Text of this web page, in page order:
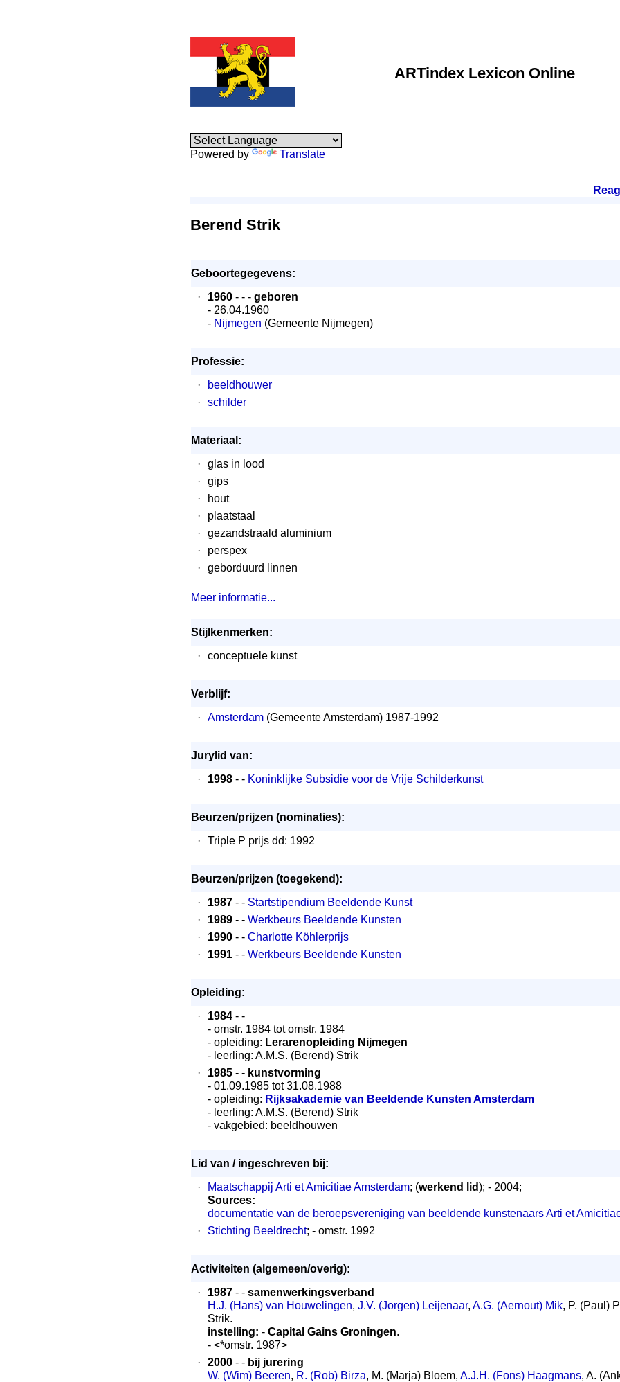
ARTindex Lexicon Online
Powered by Translate
Berend Strik
Geboortegegevens:
·
1960 - - - geboren
- 26.04.1960
- Nijmegen (Gemeente Nijmegen)
Professie:
·
beeldhouwer
·
schilder
Materiaal:
·
glas in lood
·
gips
·
hout
·
plaatstaal
·
gezandstraald aluminium
·
perspex
·
geborduurd linnen
Meer informatie...
Stijlkenmerken:
·
conceptuele kunst
Verblijf:
·
Amsterdam (Gemeente Amsterdam) 1987-1992
Jurylid van:
·
1998 - - Koninklijke Subsidie voor de Vrije Schilderkunst
Beurzen/prijzen (nominaties):
·
Triple P prijs dd: 1992
Beurzen/prijzen (toegekend):
·
1987 - - Startstipendium Beeldende Kunst
·
1989 - - Werkbeurs Beeldende Kunsten
·
1990 - - Charlotte Köhlerprijs
·
1991 - - Werkbeurs Beeldende Kunsten
Opleiding:
·
1984 - -
- omstr. 1984 tot omstr. 1984
- opleiding: Lerarenopleiding Nijmegen
- leerling: A.M.S. (Berend) Strik
·
1985 - - kunstvorming
- 01.09.1985 tot 31.08.1988
- opleiding: Rijksakademie van Beeldende Kunsten Amsterdam
- leerling: A.M.S. (Berend) Strik
- vakgebied: beeldhouwen
Lid van / ingeschreven bij:
·
Maatschappij Arti et Amicitiae Amsterdam; (werkend lid); - 2004;
Sources:
documentatie van de beroepsvereniging van beeldende kunstenaars Arti et
·
Stichting Beeldrecht; - omstr. 1992
Activiteiten (algemeen/overig):
·
1987 - - samenwerkingsverband
H.J. (Hans) van Houwelingen, J.V. (Jorgen) Leijenaar, A.G. (Aernout) Mik, P. (Paul)
Strik.
instelling: - Capital Gains Groningen.
- <*omstr. 1987>
·
2000 - - bij jurering
W. (Wim) Beeren, R. (Rob) Birza, M. (Marja) Bloem, A.J.H. (Fons) Haagmans, A.